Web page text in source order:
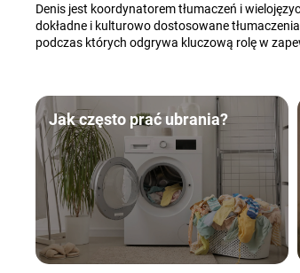
Denis jest koordynatorem tłumaczeń i
dokładne i kulturowo dostosowane
podczas których odgrywa kluczową rolę w
Jak często prać ubrania?